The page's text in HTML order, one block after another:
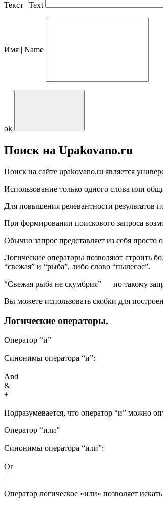
Текст | Text
Имя | Name
ok
Поиск на Upakovano.ru
Поиск на сайте upakovano.ru является
Использование только одного слова или
Для повышения релевантности результатов
При формировании поискового запроса
Обычно запрос представляет из себя
Логические операторы позволяют строить
“свежая” и “рыба”, либо слово “пылесос”.
“Свежая рыба не скумбрия” — по такому
Вы можете использовать скобки для
Логические операторы.
Оператор “и”
Синонимы оператора “и”:
And
&
+
Подразумевается, что оператор “и” можно
Оператор “или”
Синонимы оператора “или”:
Or
|
Оператор логическое «или» позволяет